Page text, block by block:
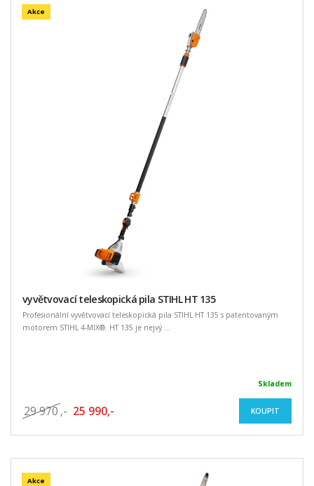
Akce
vyvětvovací teleskopická pila STIHL HT 135
Profesionální vyvětvovací teleskopická pila STIHL HT 135 s patentovaným
motorem STIHL 4-MIX®. HT 135 je nejvý ...
Skladem
29 970 ,- 25 990,- KOUPIT
Akce